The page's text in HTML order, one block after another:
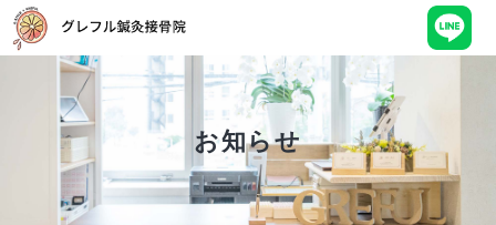
お知らせ